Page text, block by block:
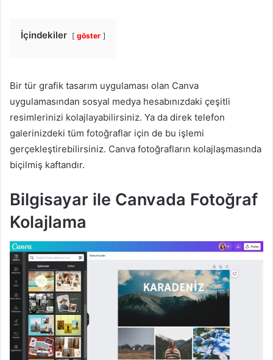
İçindekiler göster
Bir tür grafik tasarım uygulaması olan Canva
uygulamasından sosyal medya hesabınızdaki çeşitli
resimlerinizi kolajlayabilirsiniz. Ya da direk telefon
galerinizdeki tüm fotoğraflar için de bu işlemi
gerçekleştirebilirsiniz. Canva fotoğrafların kolajlaşmasında
biçilmiş kaftandır.
Bilgisayar ile Canvada Fotoğraf
Kolajlama